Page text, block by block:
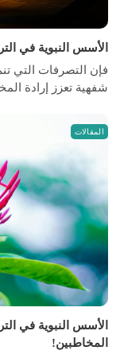
الأسس النبوية في التربية والتعليم
فإن التصرفات التي
شفهية تعزز إرادة
المقالات
المخاطبين!